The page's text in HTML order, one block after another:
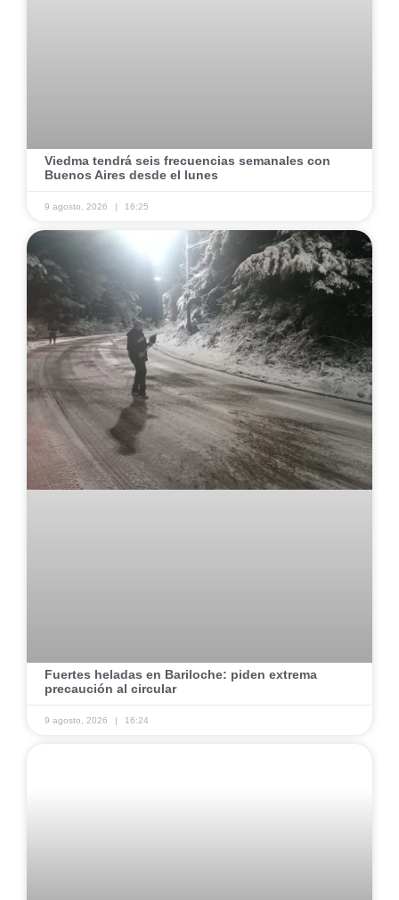
​Viedma tendrá seis frecuencias semanales con
Buenos Aires desde el lunes
9 agosto, 2026 16:25
​Fuertes heladas en Bariloche: piden extrema
precaución al circular
9 agosto, 2026 16:24